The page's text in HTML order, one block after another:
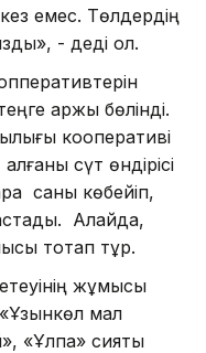
емес. Төлдердің
- деді ол.
қаржы бөлінді.
кооперативі
сүт өндірісі
саны көбейіп,
Алайда,
тоқтап тұр.
жұмысы
«Ұзынкөл мал
«Ұлпа» сияқты